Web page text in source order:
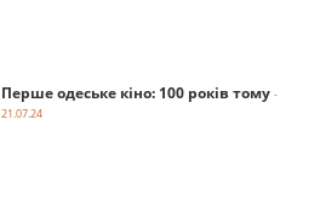
Перше одеське кіно: 100 років тому -
21.07.24